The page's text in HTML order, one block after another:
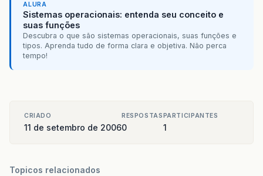
ALURA
Sistemas operacionais: entenda seu conceito e
suas funções
Descubra o que são sistemas operacionais, suas funções e
tipos. Aprenda tudo de forma clara e objetiva. Não perca
tempo!
CRIADO
11 de setembro de 2006
RESPOSTAS
0
PARTICIPANTES
1
Topicos relacionados